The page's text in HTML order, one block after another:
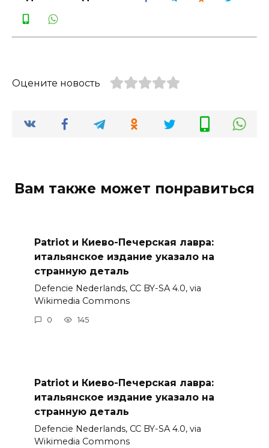
Оцените новость
Вам также может понравиться
Patriot и Киево-Печерская лавра:
итальянское издание указало на
странную деталь
Defencie Nederlands, CC BY-SA 4.0, via
Wikimedia Commons
0 145
Patriot и Киево-Печерская лавра:
итальянское издание указало на
странную деталь
Defencie Nederlands, CC BY-SA 4.0, via
Wikimedia Commons